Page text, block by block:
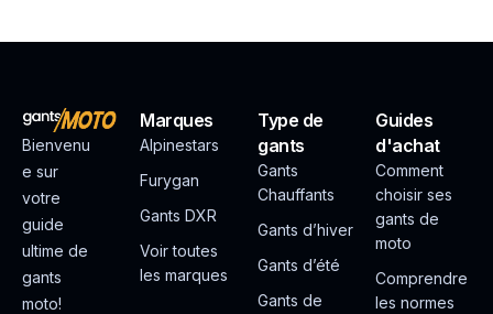
Bienvenu
e sur
votre
guide
ultime de
gants
moto!
Marques
Alpinestars
Furygan
Gants DXR
Voir toutes
les marques
Type de
gants
Gants
Chauffants
Gants d’hiver
Gants d’été
Gants de
Guides
d'achat
Comment
choisir ses
gants de
moto
Comprendre
les normes